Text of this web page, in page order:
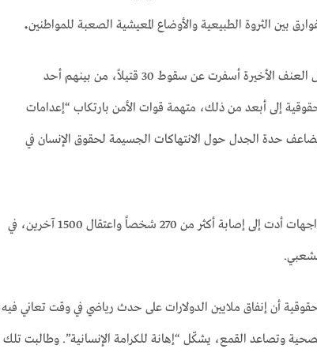
بين الثروة الطبيعية والأوضاع المعيشية الصعبة للمواطنين.
وكشفت الشرطة الأنغولية أن أعمال العنف الأخيرة أسفرت عن سقوط 30 قتيلاً، من بينهم أحد
إلى أبعد من ذلك، متهمة قوات الأمن بارتكاب “إعدامات
حدة الجدل حول الانتهاكات الجسيمة لحقوق الإنسان في
كما أعلنت الشرطة الأنغولية أنّ المواجهات أدت إلى إصابة أكثر من 270 شخصاً واعتقال 1500 آخرين، في
أن إنفاق ملايين الدولارات على حدث رياضي في وقت تعاني فيه
وتصاعد القمع، يشكّل “إهانة للكرامة الإنسانية”. وطالبت تلك